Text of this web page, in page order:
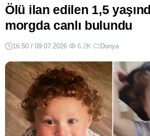
Ölü ilan edilen 1,5
morgda canlı bulundu
16:50 / 09.07.2026· 6.2K· Dünya